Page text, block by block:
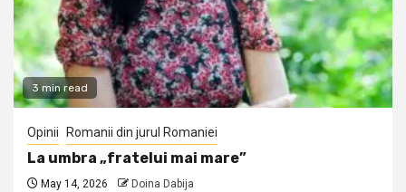
3 min read
Opinii Romanii din jurul Romaniei
La umbra „fratelui mai mare”
May 14, 2026 Doina Dabija